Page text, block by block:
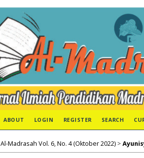
ABOUT LOGIN REGISTER SEARCH
Al-Madrasah Vol. 6, No. 4 (Oktober 2022) >